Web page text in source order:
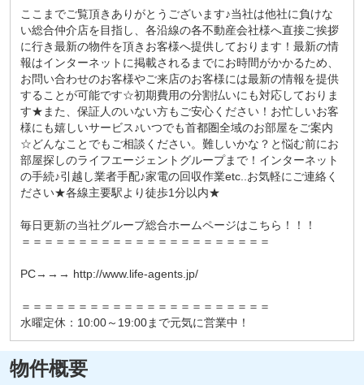
ここまでご覧頂きありがとうございます♪当社は他社に負けな
い総合仲介店を目指し、各沿線の各不動産会社様へ直接ご挨拶
に行き最新の物件を頂きお客様へ提供しております！最新の情
報はインターネットに掲載されるまでにお時間がかかるため、
お問い合わせのお客様やご来店のお客様には最新の情報を提供
することが可能です☆初期費用の分割払いにも対応しておりま
す★また、保証人のいない方もご安心ください！お忙しいお客
様にも嬉しいサービス♪いつでも首都圏全域のお部屋をご案内
☆どんなことでもご相談ください。難しいかな？と悩む前にお
部屋探しのライフエージェントグループまで！インターネット
の手続♪引越し業者手配♪家電の回収作業etc..お気軽にご連絡く
ださい★各線主要駅より徒歩1分以内★
毎日更新の当社グループ総合ホームページはこちら！！！
＝＝＝＝＝＝＝＝＝＝＝＝＝＝＝＝＝＝＝＝＝＝
PC→→→ http://www.life-agents.jp/
＝＝＝＝＝＝＝＝＝＝＝＝＝＝＝＝＝＝＝＝＝＝
水曜定休：10:00～19:00まで元気に営業中！
物件概要